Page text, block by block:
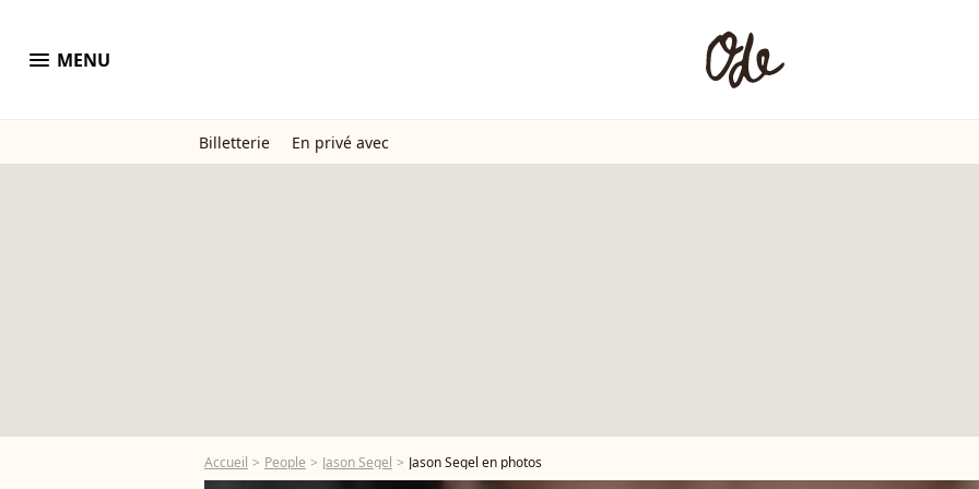
menu MENU
Billetterie En privé avec
Accueil People Jason Segel Jason Segel en photos